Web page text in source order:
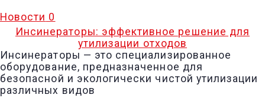
Новости 0
Инсинераторы: эффективное решение для
утилизации отходов
Инсинераторы — это специализированное
оборудование, предназначенное для
безопасной и экологически чистой утилизации
различных видов